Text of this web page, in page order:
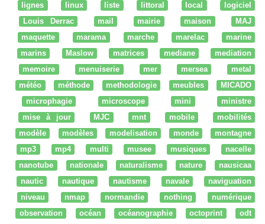
lignes
linux liste littoral local
logiciel
Louis Derrac
mail mairie maison
MAJ
maquette
marama marche marelac
marine
marins
Maslow matrices mediane
mediation
memoire
menuiserie mer mersea
metal
météo
méthode methodologie meubles
MICADO
microphagie
microscope mini
ministre
mise à jour
MJC mnt mobile
mobilités
modèle
modèles modelisation monde
montagne
mp3
mp4 multi musee musiques
nacelle
nanotube
nationale naturalisme nature
nausicaa
nautic
nautique nautisme navale
naviguation
niveau
nmap normandie nothing
numérique
observation
océan océanographie octoprint
odt